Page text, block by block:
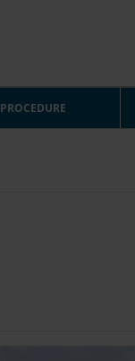
PROCEDURE